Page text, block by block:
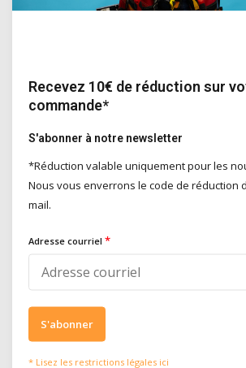
ruban adhésif en caoutch...
Prix unitaire:
€3,50
Deliverytime
Recevez 10€ de réduction sur
commande*
S'abonner à notre newsletter
*Réduction valable uniquement pour les
Nous vous enverrons le code de réduction
mail.
Adresse courriel *
S'abonner
* Lisez les restrictions légales ici